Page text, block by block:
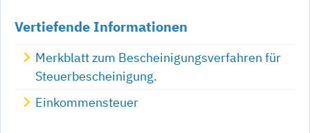
Vertiefende Informationen
Merkblatt zum Bescheinigungsverfahren für
Steuerbescheinigung.
Einkommensteuer